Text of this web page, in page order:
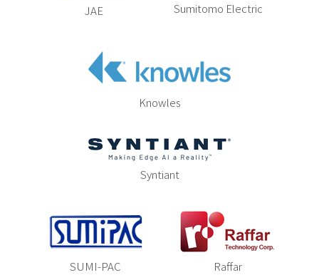
JAE Sumitomo Electric
Knowles
Syntiant
SUMI-PAC Raffar